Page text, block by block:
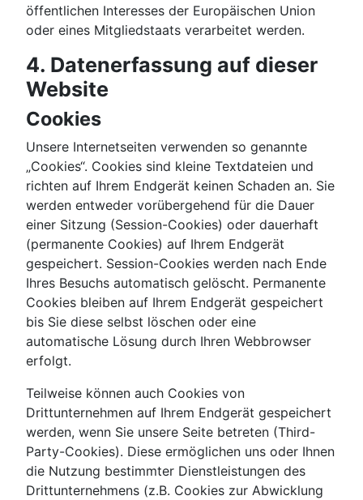
öffentlichen Interesses der Europäischen Union
oder eines Mitgliedstaats verarbeitet werden.
4. Datenerfassung auf dieser
Website
Cookies
Unsere Internetseiten verwenden so genannte
„Cookies“. Cookies sind kleine Textdateien und
richten auf Ihrem Endgerät keinen Schaden an. Sie
werden entweder vorübergehend für die Dauer
einer Sitzung (Session-Cookies) oder dauerhaft
(permanente Cookies) auf Ihrem Endgerät
gespeichert. Session-Cookies werden nach Ende
Ihres Besuchs automatisch gelöscht. Permanente
Cookies bleiben auf Ihrem Endgerät gespeichert
bis Sie diese selbst löschen oder eine
automatische Lösung durch Ihren Webbrowser
erfolgt.
Teilweise können auch Cookies von
Drittunternehmen auf Ihrem Endgerät gespeichert
werden, wenn Sie unsere Seite betreten (Third-
Party-Cookies). Diese ermöglichen uns oder Ihnen
die Nutzung bestimmter Dienstleistungen des
Drittunternehmens (z.B. Cookies zur Abwicklung